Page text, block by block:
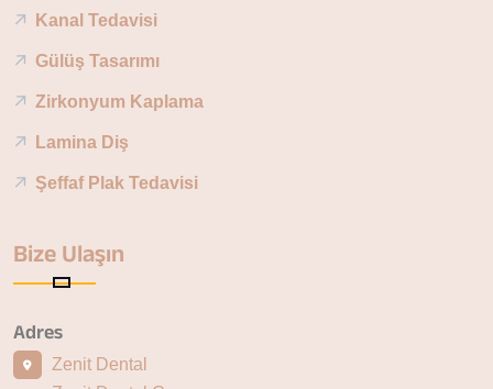
Kanal Tedavisi
Gülüş Tasarımı
Zirkonyum Kaplama
Lamina Diş
Şeffaf Plak Tedavisi
Bize Ulaşın
Adres
Zenit Dental